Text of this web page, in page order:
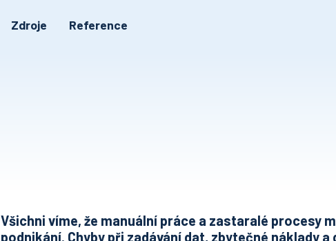
Zdroje Reference
Všichni víme, že manuální práce a zastaralé procesy
podnikání. Chyby při zadávání dat, zbytečné náklady a